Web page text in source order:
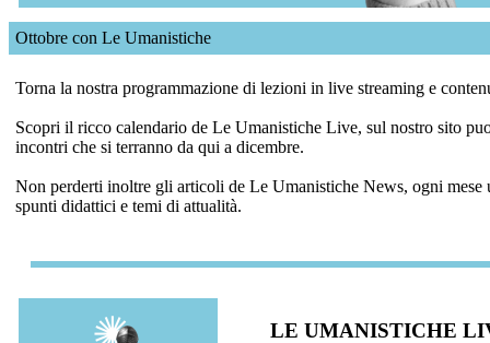
Ottobre con Le Umanistiche
Torna la nostra programmazione di lezioni in live streaming e
Scopri il ricco calendario de Le Umanistiche Live, sul nostro sito
incontri che si terranno da qui a dicembre.
Non perderti inoltre gli articoli de Le Umanistiche News, ogni mese
spunti didattici e temi di attualità.
LE UMANISTICHE